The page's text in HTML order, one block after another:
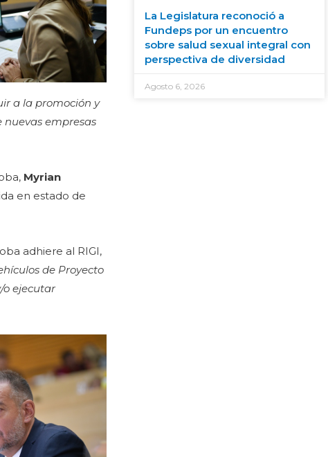
a la promoción y
nuevas empresas
Myrian
en estado de
adhiere al RIGI,
de Proyecto
o ejecutar
La Legislatura reconoció a
Fundeps por un encuentro
sobre salud sexual integral con
perspectiva de diversidad
Agosto 6, 2026